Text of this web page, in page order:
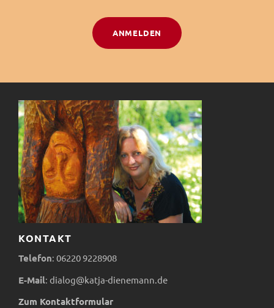
ANMELDEN
KONTAKT
Telefon: 062209228908
E-Mail: dialog@katja-dienemann.de
Zum Kontaktformular